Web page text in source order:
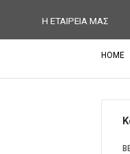
Η ΕΤΑΙΡΕΙΑ ΜΑΣ
HOME